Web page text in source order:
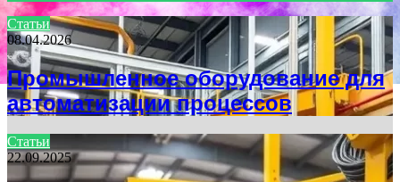
for
Статьи
08.04.2026
Промышленное оборудование для
автоматизации процессов
Статьи
22.09.2025